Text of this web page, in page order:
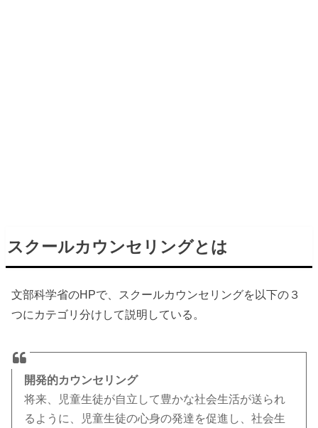
スクールカウンセリングとは
文部科学省のHPで、スクールカウンセリングを以下の３
つにカテゴリ分けして説明している。
開発的カウンセリング
将来、児童生徒が自立して豊かな社会生活が送られ
るように、児童生徒の心身の発達を促進し、社会生